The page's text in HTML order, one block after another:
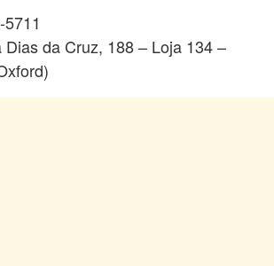
Dias da Cruz, 188 – Loja 134 –